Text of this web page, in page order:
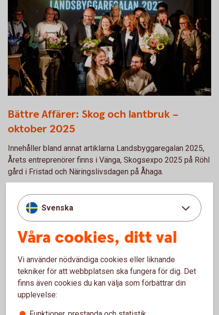
Bättre Affärer: Skog och lantbruk –
oktober 2025
Innehåller bland annat artiklarna Landsbyggaregalan 2025,
Årets entreprenörer finns i Vänga, Skogsexpo 2025 på Röhl
gård i Fristad och Näringslivsdagen på Åhaga.
Bättre Affärer: Skog och lantbruk – oktober2025
Kontakta oss!
Är det något särskilt du vill läsa om i Bättre Affärer?
Hör gärna av dig till oss!
Svenska
Våra cookies, ditt val
Vi använder nödvändiga cookies eller liknande
tekniker för att webbplatsen ska fungera för dig. Det
finns även cookies du kan välja som förbättrar din
upplevelse: